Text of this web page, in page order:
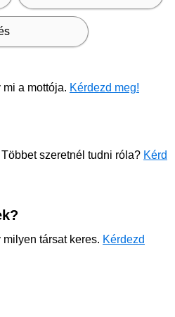
mi a mottója. Kérdezd meg!
szeretnél tudni róla? Kérd
társat keres. Kérdezd